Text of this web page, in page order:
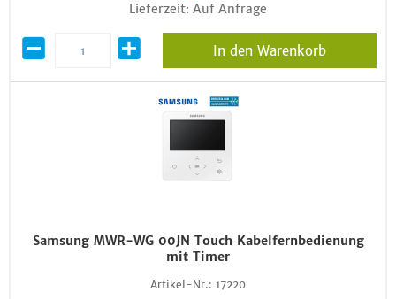
Lieferzeit: Auf Anfrage
In den Warenkorb
Samsung MWR-WG 00JN Touch Kabelfernbedienung
mit Timer
Artikel-Nr.: 17220